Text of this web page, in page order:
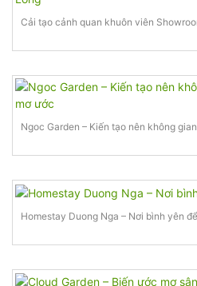
Cải tạo cảnh quan khuôn viên
Ngoc Garden – Kiến tạo nên không
Homestay Duong Nga – Nơi bình yên